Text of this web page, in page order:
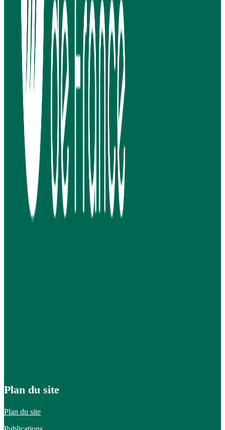
Plan du site
Plan du site